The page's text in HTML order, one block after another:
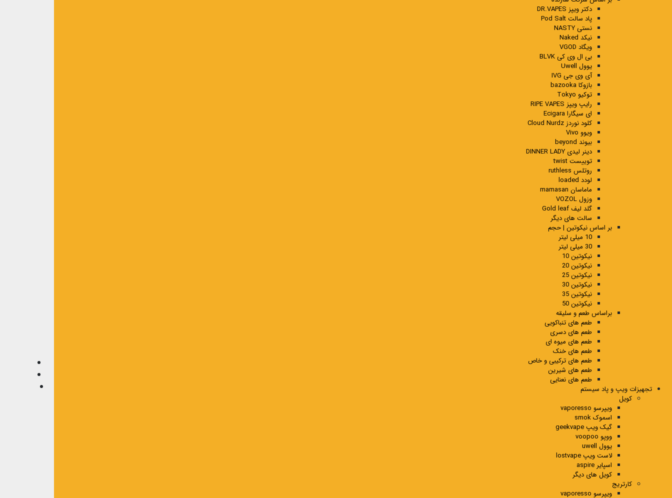
دکتر ویپز DR.VAPES
پاد سالت Pod Salt
نستی NASTY
نیکد Naked
ویگاد VGOD
بی ال وی کی BLVK
یوول Uwell
آی وی جی IVG
بازوکا bazooka
توکیو Tokyo
رایپ ویپز RIPE VAPES
ای سیگارا Ecigara
کلود نوردز Cloud Nurdz
ویوو Vivo
بیوند beyond
دینر لیدی DINNER LADY
توییست twist
روتلس ruthless
لودد loaded
ماماسان mamasan
وزول VOZOL
گلد لیف Gold leaf
سالت های دیگر
بر اساس نیکوتین | حجم
10 میلی لیتر
30 میلی لیتر
نیکوتین 10
نیکوتین 20
نیکوتین 25
نیکوتین 30
نیکوتین 35
نیکوتین 50
براساس طعم و سلیقه
طعم های تنباکویی
طعم های دسری
طعم های میوه ای
طعم های خنک
طعم های ترکیبی و خاص
طعم های شیرین
طعم های نعنایی
تجهیزات ویپ و پاد سیستم
کویل
ویپرسو vaporesso
اسموک smok
گیک ویپ geekvape
ووپو voopoo
یوول uwell
لاست ویپ lostvape
اسپایر aspire
کویل های دیگر
کارتریج
ویپرسو vaporesso